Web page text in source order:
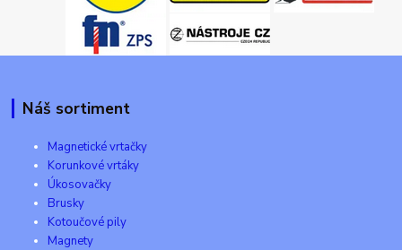
Náš sortiment
Magnetické vrtačky
Korunkové vrtáky
Úkosovačky
Brusky
Kotoučové pily
Magnety